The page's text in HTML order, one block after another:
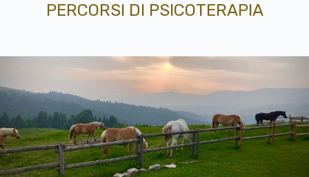
PERCORSI DI PSICOTERAPIA